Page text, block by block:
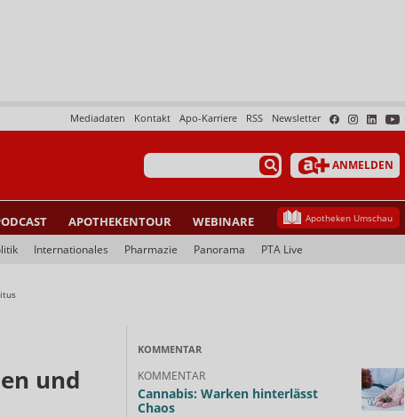
Newsletter
RSS
Apo-Karriere
Kontakt
Mediadaten
ANMELDEN
APOTHEKENTOUR WEBINARE Apotheken Umschau
Internationales Pharmazie Panorama PTA Live
und
KOMMENTAR
KOMMENTAR
Cannabis: Warken hinterlässt
Chaos